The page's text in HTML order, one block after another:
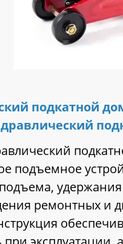
подкатной
подъемное
ремонтных и